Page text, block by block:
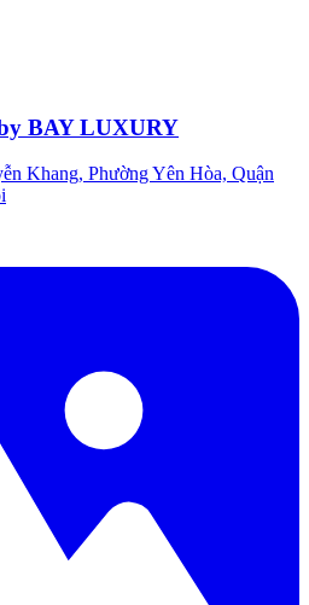
BAY LUXURY
Khang, Phường Yên Hòa, Quận